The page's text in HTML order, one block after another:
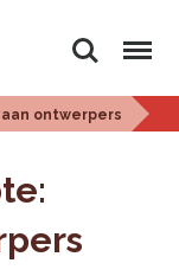
Zoeken Menu
ontwerpers